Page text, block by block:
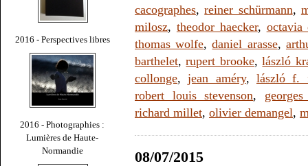
2016 - Perspectives libres
2016 - Photographies :
Lumières de Haute-
Normandie
cacographes,reiner schürmann,
milosz, theodor haecker, octavia
thomas wolfe,daniel arasse,
barthelet,rupert brooke,lászló
collonge,jean améry, lászló f.
robert louis stevenson,
richard millet, olivier demangel,
08/07/2015